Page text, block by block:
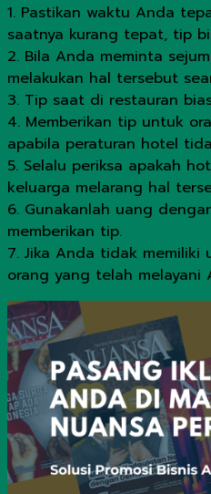
1. Pastikan waktu Anda
saatnya kurang tepat, tip
2. Bila Anda meminta
melakukan hal tersebut
3. Tip saat di restauran
4. Memberikan tip untuk
apabila peraturan hotel
5. Selalu periksa apakah
keluarga melarang hal
6. Gunakanlah uang
memberikan tip.
7. Jika Anda tidak
orang yang telah melayani